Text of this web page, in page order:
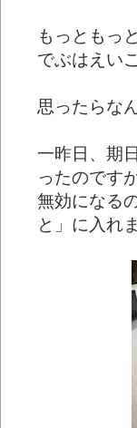
もっともっ
でぶはえい
思ったらな
一昨日、期
ったのです
無効になる
と」に入れ